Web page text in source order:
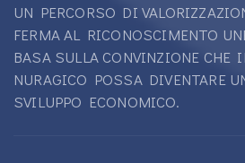
UN PERCORSO DI
FERMA AL RICONOSCIMENTO
BASA SULLA CONVINZIONE CHE
NURAGICO POSSA DIVENTARE
SVILUPPO ECONOMICO.